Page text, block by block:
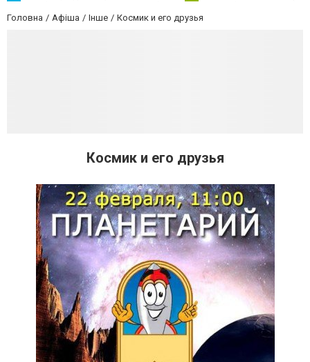
Головна Афіша Інше Космик и его друзья
Космик и его друзья